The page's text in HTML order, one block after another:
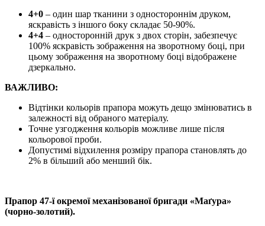
4+0 – один шар тканини з одностороннім друком,
яскравість з іншого боку складає 50-90%.
4+4 – односторонній друк з двох сторін, забезпечує
100% яскравість зображення на зворотному боці, при
цьому зображення на зворотному боці відображене
дзеркально.
ВАЖЛИВО:
Відтінки кольорів прапора можуть дещо змінюватись в
залежності від обраного матеріалу.
Точне узгодження кольорів можливе лише після
кольорової проби.
Допустимі відхилення розміру прапора становлять до
2% в більший або менший бік.
Прапор 47-ї окремої механізованої бригади «Маґура»
(чорно-золотий).